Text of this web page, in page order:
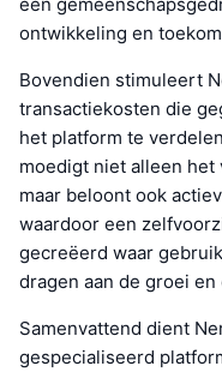
ontwikkeling en
Bovendien stimuleert
transactiekosten die
het platform te
moedigt niet alleen het
maar beloont ook
waardoor een
gecreëerd waar
dragen aan de groei
Samenvattend dient
gespecialiseerd